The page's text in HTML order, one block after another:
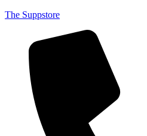
The Suppstore